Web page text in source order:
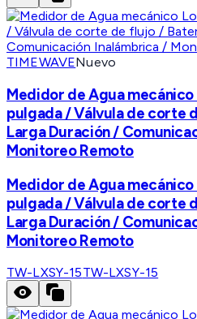
TIMEWAVENuevo
Medidor de Agua mecánico
pulgada / Válvula de corte
Larga Duración /
Monitoreo Remoto
Medidor de Agua mecánico
pulgada / Válvula de corte
Larga Duración /
Monitoreo Remoto
TW-LXSY-15TW-LXSY-15